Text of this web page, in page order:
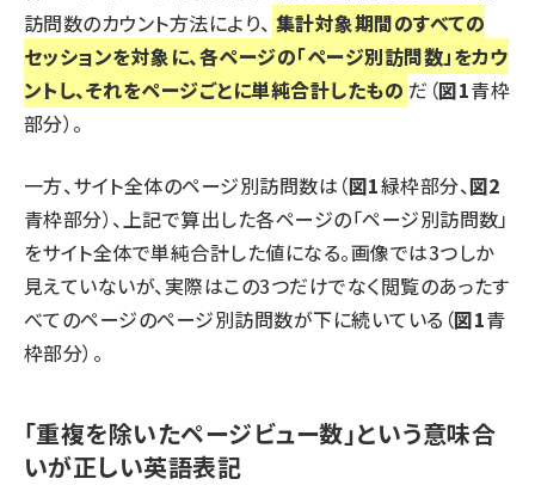
訪問数のカウント方法により、 集計対象期間のすべての
セッションを対象に、各ページの「ページ別訪問数」をカウ
ントし、それをページごとに単純合計したもの だ（図1青枠
部分）。
一方、サイト全体のページ別訪問数は（図1緑枠部分、図2
青枠部分）、上記で算出した各ページの「ページ別訪問数」
をサイト全体で単純合計した値になる。画像では3つしか
見えていないが、実際はこの3つだけでなく閲覧のあったす
べてのページのページ別訪問数が下に続いている（図1青
枠部分）。
「重複を除いたページビュー数」という意味合
いが正しい英語表記